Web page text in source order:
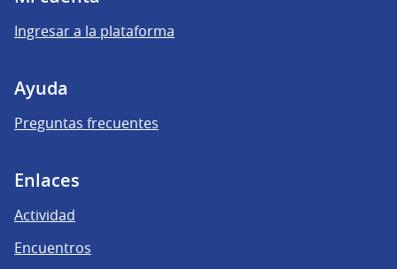
Ingresar a la plataforma
Ayuda
Preguntas frecuentes
Enlaces
Actividad
Encuentros